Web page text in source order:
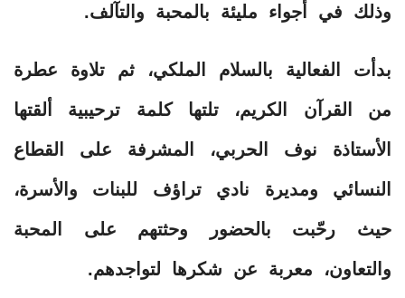
وذلك في أجواء مليئة بالمحبة والتآلف.
بدأت الفعالية بالسلام الملكي، ثم تلاوة عطرة
من القرآن الكريم، تلتها كلمة ترحيبية ألقتها
الأستاذة نوف الحربي، المشرفة على القطاع
النسائي ومديرة نادي تراؤف للبنات والأسرة،
حيث رحّبت بالحضور وحثتهم على المحبة
والتعاون، معربة عن شكرها لتواجدهم.